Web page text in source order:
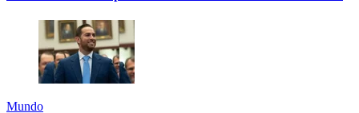
Mundo